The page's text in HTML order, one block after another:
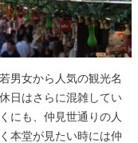
男女から人気の観光名
日はさらに混雑してい
にも、仲見世通りの人
本堂が見たい時には仲